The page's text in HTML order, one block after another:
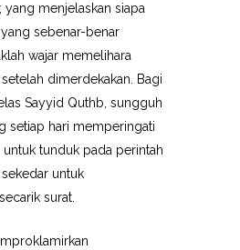
yang menjelaskan siapa
sebenar-benar
wajar memelihara
dimerdekakan. Bagi
Sayyid Quthb, sungguh
setiap hari memperingati
tunduk pada perintah
untuk
surat.